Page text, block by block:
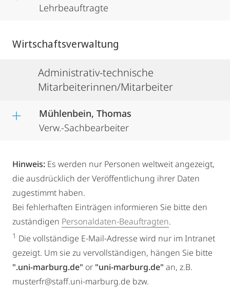
Lehrbeauftragte
Wirtschaftsverwaltung
Administrativ-technische
Mitarbeiterinnen/Mitarbeiter
Mühlenbein, Thomas
Verw.-Sachbearbeiter
Hinweis: Es werden nur Personen weltweit angezeigt,
die ausdrücklich der Veröffentlichung ihrer Daten
zugestimmt haben.
Bei fehlerhaften Einträgen informieren Sie bitte den
zuständigen Personaldaten-Beauftragten.
1 Die vollständige E-Mail-Adresse wird nur im Intranet
gezeigt. Um sie zu vervollständigen, hängen Sie bitte
".uni-marburg.de" or "uni-marburg.de" an, z.B.
musterfr@staff.uni-marburg.de bzw.